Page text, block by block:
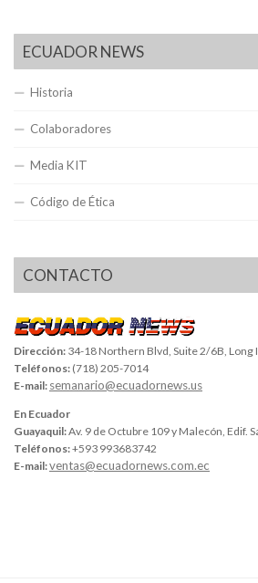
ECUADOR NEWS
Historia
Colaboradores
Media KIT
Código de Ética
CONTACTO
Dirección: 34-18 Northern Blvd, Suite 2/6B, Long
Teléfonos: (718) 205-7014
E-mail: semanario@ecuadornews.us
En Ecuador
Guayaquil:Av. 9 de Octubre 109 y Malecón, Edif.
Teléfonos:+593 993683742
E-mail:ventas@ecuadornews.com.ec